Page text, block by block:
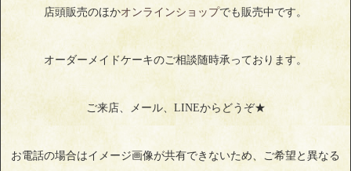
店頭販売のほかオンラインショップでも販売中です。
オーダーメイドケーキのご相談随時承っております。
ご来店、メール、LINEからどうぞ★
お電話の場合はイメージ画像が共有できないため、ご希望と異なる